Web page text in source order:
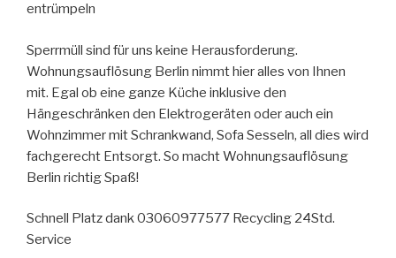
entrümpeln
Sperrmüll sind für uns keine Herausforderung.
Wohnungsauflösung Berlin nimmt hier alles von Ihnen
mit. Egal ob eine ganze Küche inklusive den
Hängeschränken den Elektrogeräten oder auch ein
Wohnzimmer mit Schrankwand, Sofa Sesseln, all dies wird
fachgerecht Entsorgt. So macht Wohnungsauflösung
Berlin richtig Spaß!
Schnell Platz dank 03060977577 Recycling 24Std.
Service